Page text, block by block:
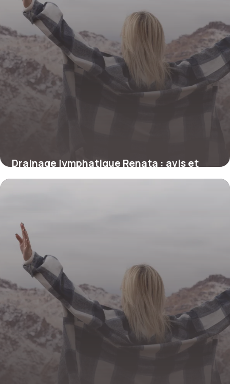
Drainage lymphatique Renata : avis et
prix 2026